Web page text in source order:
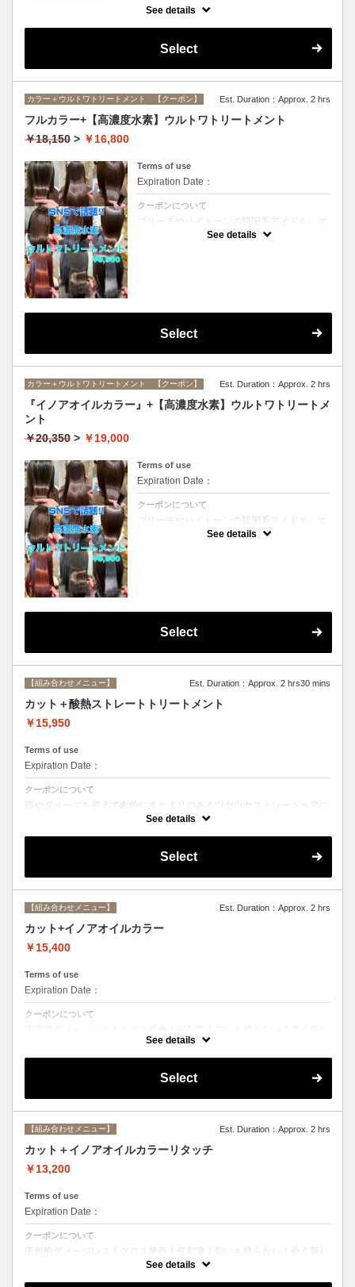
インナーカラーに必要なブリーチ、全体カラー、ブリーチ部分のオンカ
す）
See details
Select
カラー＋ウルトワトリートメント 【クーポン】 Est. Duration：Approx. 2 hrs
フルカラー+【高濃度水素】ウルトワトリートメント
￥18,150 > ￥16,800
Terms of use
Expiration Date：
クーポンについて
ブリーチやハイトーンの韓国系アイドル、エ
イジング毛にお悩みの美魔女も夢中！全ての
See details
Select
カラー＋ウルトワトリートメント 【クーポン】 Est. Duration：Approx. 2 hrs
『イノアオイルカラー』+【高濃度水素】ウルトワトリートメ
ント
￥20,350 > ￥19,000
Terms of use
Expiration Date：
クーポンについて
ブリーチやハイトーンの韓国系アイドル、エ
イジング毛にお悩みの美魔女も夢中！全ての
See details
Select
【組み合わせメニュー】 Est. Duration：Approx. 2 hrs30 mins
カット＋酸熱ストレートトリートメント
￥15,950
Terms of use
Expiration Date：
クーポンについて
癖やダメージを抑えて劇的にまとまりのあるツヤツヤストレートヘアに
☆ストレートで痛んだ髪のメンテナンスにも最適。シャンプー、ブロー
See details
Select
【組み合わせメニュー】 Est. Duration：Approx. 2 hrs
カット+イノアオイルカラー
￥15,400
Terms of use
Expiration Date：
クーポンについて
い処方のイノアオイルカラーのセットメニュー☆
See details
Select
【組み合わせメニュー】 Est. Duration：Approx. 2 hrs
カット＋イノアオイルカラーリタッチ
￥13,200
Terms of use
Expiration Date：
クーポンについて
圧倒的ダメージレス！グロス発色！低刺激！匂いも残らない！全く新し
い処方のイノアオイルカラーのセットメニュー☆ ※根元２ｃｍまでの
See details